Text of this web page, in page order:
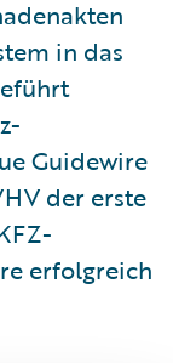
in das
Guidewire
der erste
erfolgreich